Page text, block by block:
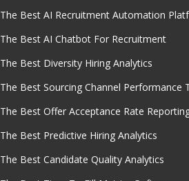
The Best AI Recruitment Automation
The Best AI Chatbot For Recruitment
The Best Diversity Hiring Analytics
The Best Sourcing Channel Performance
The Best Offer Acceptance Rate
The Best Predictive Hiring Analytics
The Best Candidate Quality Analytics